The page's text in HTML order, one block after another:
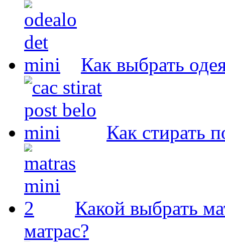
Как выбрать
Как стирать
Какой выбрать
матрас?